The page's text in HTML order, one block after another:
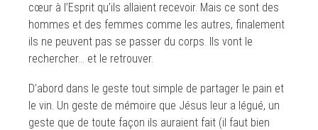
cœur à l’Esprit qu’ils allaient recevoir. Mais ce sont des
hommes et des femmes comme les autres, finalement
ils ne peuvent pas se passer du corps. Ils vont le
rechercher… et le retrouver.
D’abord dans le geste tout simple de partager le pain et
le vin. Un geste de mémoire que Jésus leur a légué, un
geste que de toute façon ils auraient fait (il faut bien